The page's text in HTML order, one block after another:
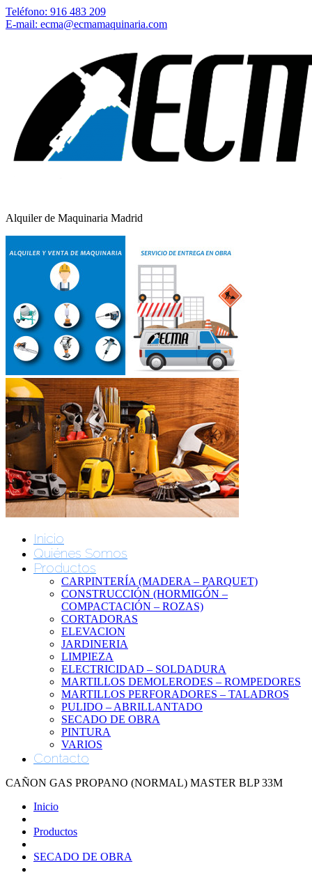
Teléfono: 916 483 209
E-mail: ecma@ecmamaquinaria.com
Alquiler de Maquinaria Madrid
Inicio
Quiénes Somos
Productos
CARPINTERÍA (MADERA – PARQUET)
CONSTRUCCIÓN (HORMIGÓN –
COMPACTACIÓN – ROZAS)
CORTADORAS
ELEVACION
JARDINERIA
LIMPIEZA
ELECTRICIDAD – SOLDADURA
MARTILLOS DEMOLERODES – ROMPEDORES
MARTILLOS PERFORADORES – TALADROS
PULIDO – ABRILLANTADO
SECADO DE OBRA
PINTURA
VARIOS
Contacto
CAÑON GAS PROPANO (NORMAL) MASTER BLP 33M
Inicio
Productos
SECADO DE OBRA